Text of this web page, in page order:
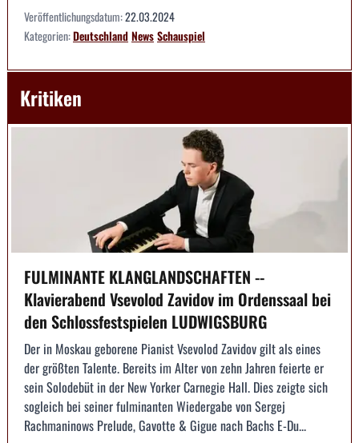
Veröffentlichungsdatum:22.03.2024
Kategorien:DeutschlandNewsSchauspiel
Kritiken
FULMINANTE KLANGLANDSCHAFTEN --
Klavierabend Vsevolod Zavidov im Ordenssaal bei
den Schlossfestspielen LUDWIGSBURG
Der in Moskau geborene Pianist Vsevolod Zavidov gilt als eines
der größten Talente. Bereits im Alter von zehn Jahren feierte er
sein Solodebüt in der New Yorker Carnegie Hall. Dies zeigte sich
sogleich bei seiner fulminanten Wiedergabe von Sergej
Rachmaninows Prelude, Gavotte & Gigue nach Bachs E-Du...